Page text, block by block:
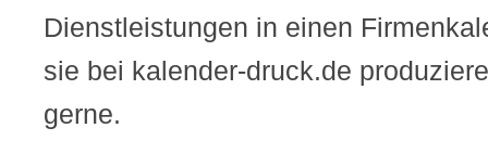
Dienstleistungen in einen
sie bei kalender-druck.de
gerne.